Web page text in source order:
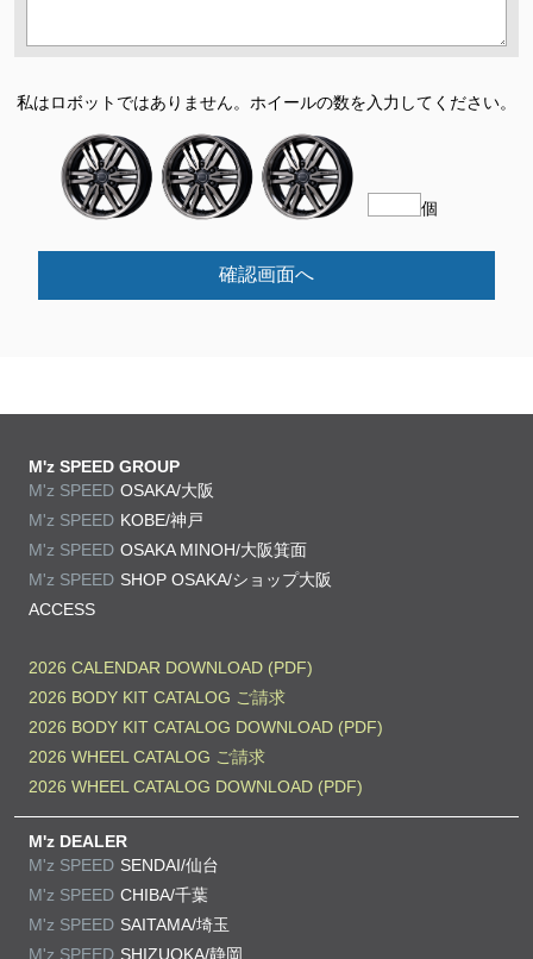
私はロボットではありません。 ホイールの数を入力してください。
個
確認画面へ
M'z SPEED GROUP
M'z SPEED OSAKA/大阪
M'z SPEED KOBE/神戸
M'z SPEED OSAKA MINOH/大阪箕面
M'z SPEED SHOP OSAKA/ショップ大阪
ACCESS
2026 CALENDAR DOWNLOAD (PDF)
2026 BODY KIT CATALOG ご請求
2026 BODY KIT CATALOG DOWNLOAD (PDF)
2026 WHEEL CATALOG ご請求
2026 WHEEL CATALOG DOWNLOAD (PDF)
M'z DEALER
M'z SPEED SENDAI/仙台
M'z SPEED CHIBA/千葉
M'z SPEED SAITAMA/埼玉
M'z SPEED SHIZUOKA/静岡